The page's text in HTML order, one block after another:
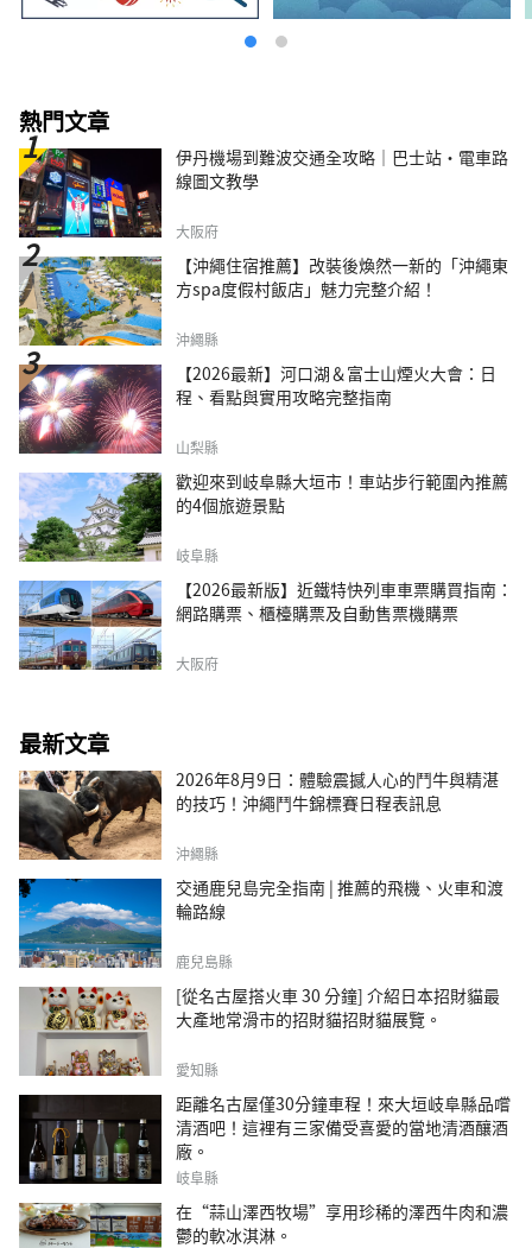
熱門文章
伊丹機場到難波交通全攻略｜巴士站・電車路
線圖文教學
大阪府
【沖繩住宿推薦】改裝後煥然一新的「沖繩東
方spa度假村飯店」魅力完整介紹！
沖繩縣
【2026最新】河口湖＆富士山煙火大會：日
程、看點與實用攻略完整指南
山梨縣
歡迎來到岐阜縣大垣市！車站步行範圍內推薦
的4個旅遊景點
岐阜縣
【2026最新版】近鐵特快列車車票購買指南：
網路購票、櫃檯購票及自動售票機購票
大阪府
最新文章
2026年8月9日：體驗震撼人心的鬥牛與精湛
的技巧！沖繩鬥牛錦標賽日程表訊息
沖繩縣
交通鹿兒島完全指南 | 推薦的飛機、火車和渡
輪路線
鹿兒島縣
[從名古屋搭火車 30 分鐘] 介紹日本招財貓最
大產地常滑市的招財貓招財貓展覽。
愛知縣
距離名古屋僅30分鐘車程！來大垣岐阜縣品嚐
清酒吧！這裡有三家備受喜愛的當地清酒釀酒
廠。
岐阜縣
在“蒜山澤西牧場”享用珍稀的澤西牛肉和濃
鬱的軟冰淇淋。